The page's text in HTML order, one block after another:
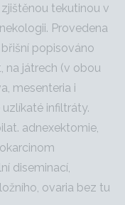
tekutinou v
Provedena
popisováno
na játrech (v obou
mesenteria i
infiltráty.
adnexektomie,
diseminací,
ovaria bez tu